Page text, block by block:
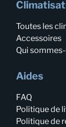
Toutes les
Accessoires
Qui
Aides
FAQ
Politique de
Politique de